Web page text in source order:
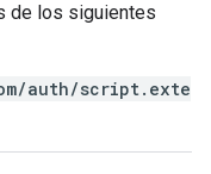
de los siguientes
auth/script.exte